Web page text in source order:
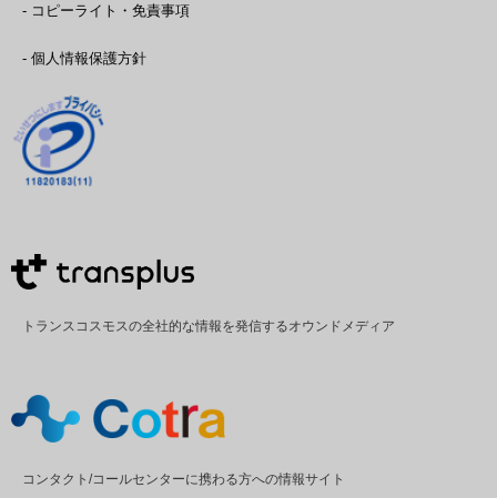
- コピーライト・免責事項
- 個人情報保護方針
トランスコスモスの全社的な情報を発信するオウンドメディア
コンタクト/コールセンターに携わる方への情報サイト